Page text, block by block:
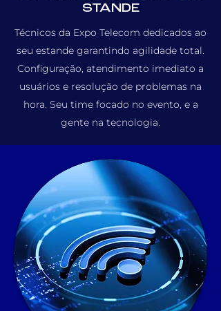
STANDE
Técnicos da Expo Telecom dedicados ao
seu estande garantindo agilidade total.
Configuração, atendimento imediato a
usuários e resolução de problemas na
hora. Seu time focado no evento, e a
gente na tecnologia.